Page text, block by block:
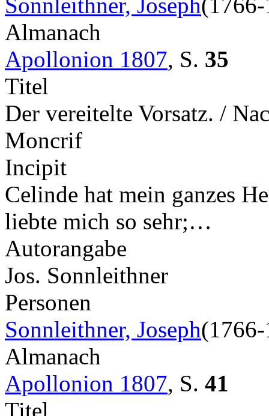
Almanach
Apollonion 1807, S. 35
Titel
Der vereitelte Vorsatz. /
Moncrif
Incipit
Celinde hat mein ganzes
liebte mich so sehr;…
Autorangabe
Jos. Sonnleithner
Personen
Sonnleithner, Joseph
Almanach
Apollonion 1807, S. 41
Titel